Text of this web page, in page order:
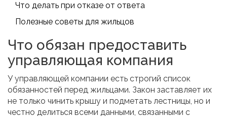
Что делать при отказе от ответа
Полезные советы для жильцов
Что обязан предоставить
управляющая компания
У управляющей компании есть строгий список
обязанностей перед жильцами. Закон заставляет их
не только чинить крышу и подметать лестницы, но и
честно делиться всеми данными, связанными с